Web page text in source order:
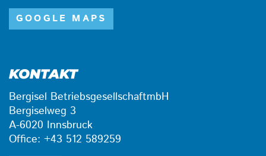
GOOGLE MAPS
KONTAKT
Bergisel BetriebsgesellschaftmbH
Bergiselweg 3
A-6020 Innsbruck
Office: +43 512 589259